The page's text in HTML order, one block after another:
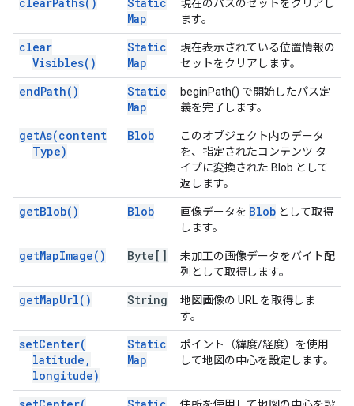
Map
現在のパスのセットをクリアし
ます。
clear
Visibles( )
Static
Map
現在表示されている位置情報の
セットをクリアします。
endPath( )
Static
Map
beginPath() で開始したパス定
義を完了します。
getAs(content
Type)
Blob
このオブジェクト内のデータ
を、指定されたコンテンツ タ
イプに変換された Blob として
返します。
getBlob( ) Blob 画像データを Blob として取得
します。
getMapImage( ) Byte[]
未加工の画像データをバイト配
列として取得します。
getMapUrl( ) String
地図画像の URL を取得しま
す。
setCenter(
latitude ,
longitude)
Static
Map
ポイント（緯度/経度）を使用
して地図の中心を設定します。